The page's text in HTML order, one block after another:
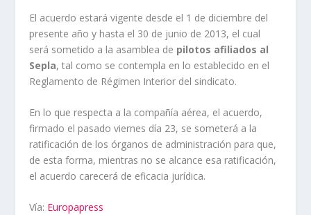
El acuerdo estará vigente desde el 1 de diciembre del
presente año y hasta el 30 de junio de 2013, el cual
será sometido a la asamblea de pilotos afiliados al
Sepla, tal como se contempla en lo establecido en el
Reglamento de Régimen Interior del sindicato.
En lo que respecta a la compañía aérea, el acuerdo,
firmado el pasado viernes día 23, se someterá a la
ratificación de los órganos de administración para que,
de esta forma, mientras no se alcance esa ratificación,
el acuerdo carecerá de eficacia jurídica.
Vía: Europapress